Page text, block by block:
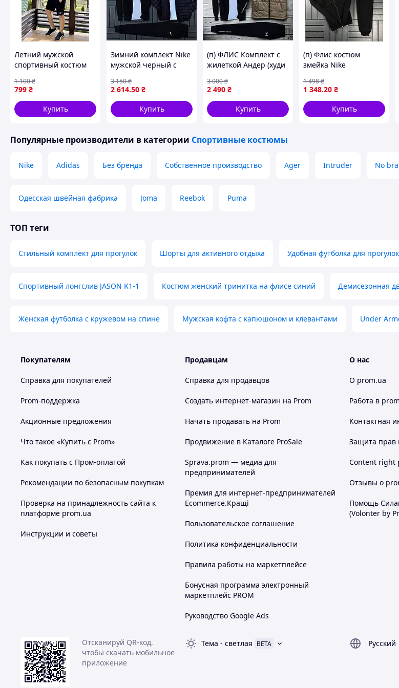
Описание:
Летний комплект Under Armour (футболка и шорты) создан с учетом потребностей активных подростков,
вентиляцию и свободу движений. Шорты из двухнитки обеспечивают мягкость и долговечность, а
регулируемый пояс позволяет легко подстроить посадку под любые параметры.
Летний мужской
спортивный костюм
мужской комплект
Пума Puma
799 ₴
1 100₴
Купить
Зимний комплект Nike
мужской черный с
футболкой ART0351
2 614.50 ₴
3 150₴
Купить
(п) ФЛИС Комплект с
жилеткой Андер (худи
змейке+штаны+футболка+кепка+жилетка)
2 490 ₴
3 000₴
Купить
(п) Флис костюм
змейка Nike
1 348.20 ₴
1 498₴
Купить
Популярные производители в категории Спортивные костюмы
Nike Adidas Без бренда Собственное производство Ager Intruder No
Одесская швейная фабрика Joma Reebok Puma
ТОП теги
Стильный комплект для прогулок Шорты для активного отдыха Удобная футболка для прогулок
Спортивный лонгслив JASON K1-1 Костюм женский тринитка на флисе синий Демисезонная
Женская футболка с кружевом на спине Мужская кофта с капюшоном и клевантами Under
Покупателям
Справка для покупателей
Prom-поддержка
Акционные предложения
Что такое «Купить с Prom»
Как покупать с Пром-оплатой
Рекомендации по безопасным покупкам
Проверка на принадлежность сайта к
платформе prom.ua
Инструкции и советы
Продавцам
Справка для продавцов
Создать интернет-магазин на Prom
Начать продавать на Prom
Продвижение в Каталоге ProSale
Sprava.prom — медиа для
предпринимателей
Премия для интернет-предпринимателей
Ecommerce.Кращі
Пользовательское соглашение
Политика конфиденциальности
Правила работы на маркетплейсе
Бонусная программа электронный
маркетплейс PROM
Руководство Google Ads
О нас
О prom.ua
Работа в
Контактная
Защита прав
Content right
Отзывы о
Помощь
(Volonter by
Отсканируй QR-код,
чтобы скачать мобильное
приложение
Тема - светлая BETA
Русский